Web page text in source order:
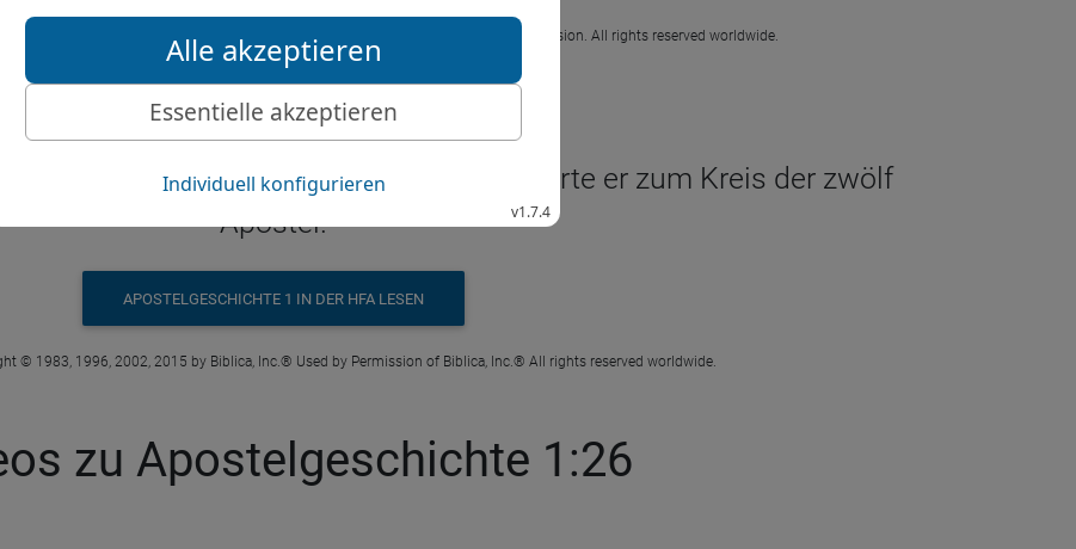
® (Anglicised), NIV TM Copyright © 1979, 1984, 2011 by Biblica, Inc. Used with permission. All rights reserved worldwide.
Apg 1 26 in der Hoffnung für Alle
Los fiel auf Matthias. Seit dieser Zeit gehörte er zum Kreis der zwölf
Apostel.
APOSTELGESCHICHTE 1 IN DER HFA LESEN
© 1983, 1996, 2002, 2015 by Biblica, Inc.® Used by Permission of Biblica, Inc.® All rights reserved worldwide.
zu Apostelgeschichte 1:26